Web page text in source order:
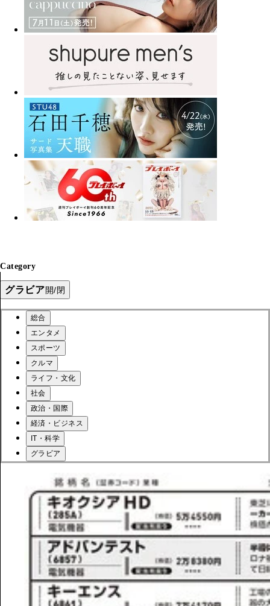
Category
グラビア開/閉
総合
エンタメ
スポーツ
クルマ
ライフ・文化
社会
政治・国際
経済・ビジネス
IT・科学
グラビア